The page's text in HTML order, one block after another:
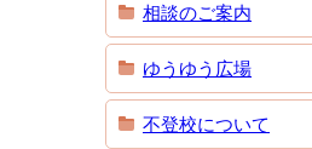
相談のご案内
ゆうゆう広場
不登校について